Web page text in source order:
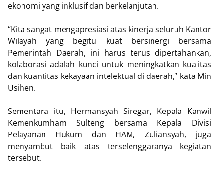
ekonomi yang inklusif dan berkelanjutan.
“Kita sangat mengapresiasi atas kinerja seluruh Kantor
Wilayah yang begitu kuat bersinergi bersama
Pemerintah Daerah, ini harus terus dipertahankan,
kolaborasi adalah kunci untuk meningkatkan kualitas
dan kuantitas kekayaan intelektual di daerah,” kata Min
Usihen.
Sementara itu, Hermansyah Siregar, Kepala Kanwil
Kemenkumham Sulteng bersama Kepala Divisi
Pelayanan Hukum dan HAM, Zuliansyah, juga
menyambut baik atas terselenggaranya kegiatan
tersebut.